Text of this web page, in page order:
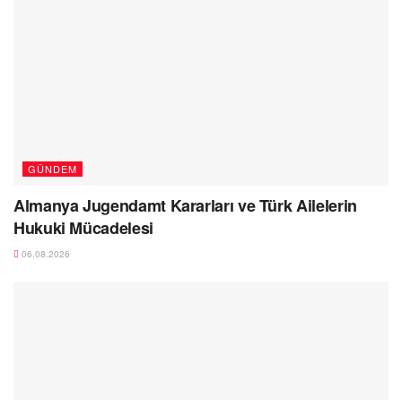
GÜNDEM
Almanya Jugendamt Kararları ve Türk Ailelerin
Hukuki Mücadelesi
06.08.2026